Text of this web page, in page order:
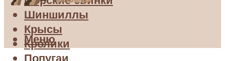
Шиншиллы
Крысы
Кролики
Попугаи
Меню